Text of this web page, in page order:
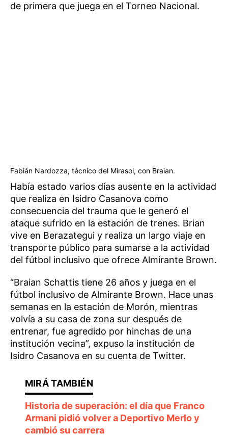
de primera que juega en el Torneo Nacional.
Fabián Nardozza, técnico del Mirasol, con Braian.
Había estado varios días ausente en la actividad
que realiza en Isidro Casanova como
consecuencia del trauma que le generó el
ataque sufrido en la estación de trenes. Brian
vive en Berazategui y realiza un largo viaje en
transporte público para sumarse a la actividad
del fútbol inclusivo que ofrece Almirante Brown.
“Braian Schattis tiene 26 años y juega en el
fútbol inclusivo de Almirante Brown. Hace unas
semanas en la estación de Morón, mientras
volvía a su casa de zona sur después de
entrenar, fue agredido por hinchas de una
institución vecina”, expuso la institución de
Isidro Casanova en su cuenta de Twitter.
Historia de superación: el día que Franco
Armani pidió volver a Deportivo Merlo y
cambió su carrera